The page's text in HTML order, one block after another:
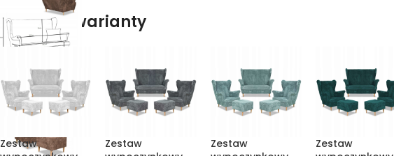
warianty
Zestaw
Zestaw
Zestaw
Zestaw